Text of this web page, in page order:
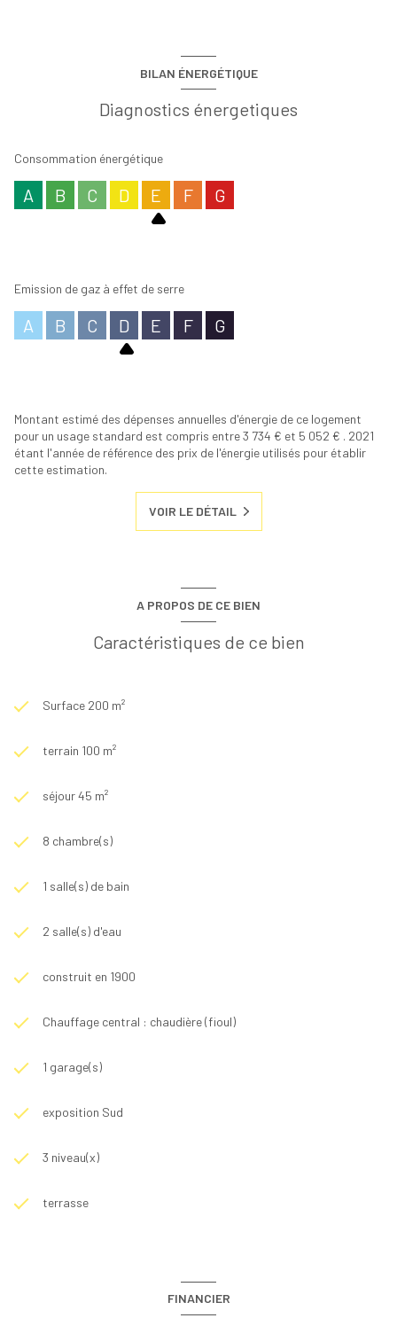
BILAN ÉNERGÉTIQUE
Diagnostics énergetiques
Consommation énergétique
A B C D E F G
Emission de gaz à effet de serre
A B C D E F G
Montant estimé des dépenses annuelles d'énergie de ce logement
pour un usage standard est compris entre 3 734 € et 5 052 € . 2021
étant l'année de référence des prix de l'énergie utilisés pour établir
cette estimation.
VOIR LE DÉTAIL
A PROPOS DE CE BIEN
Caractéristiques de ce bien
Surface 200 m²
terrain 100 m²
séjour 45 m²
8 chambre(s)
1 salle(s) de bain
2 salle(s) d'eau
construit en 1900
Chauffage central : chaudière (fioul)
1 garage(s)
exposition Sud
3 niveau(x)
terrasse
FINANCIER